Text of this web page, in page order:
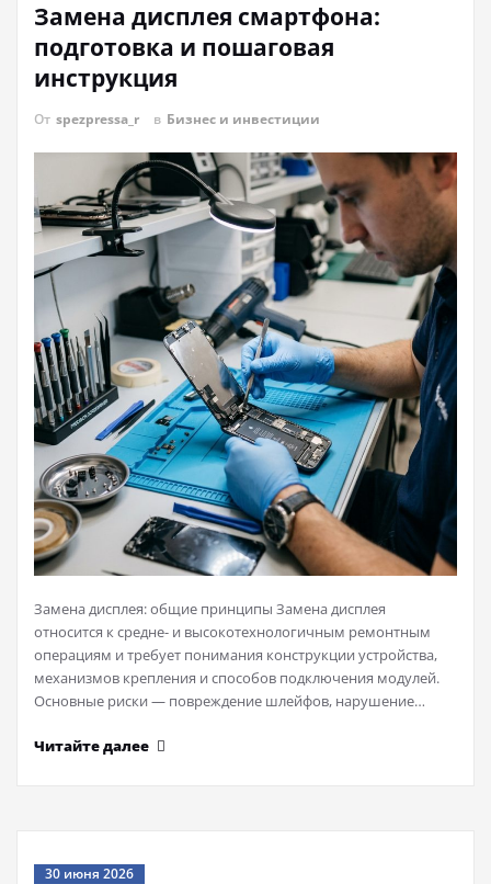
Замена дисплея смартфона:
подготовка и пошаговая
инструкция
От spezpressa_r в Бизнес и инвестиции
Замена дисплея: общие принципы Замена дисплея
относится к средне- и высокотехнологичным ремонтным
операциям и требует понимания конструкции устройства,
механизмов крепления и способов подключения модулей.
Основные риски — повреждение шлейфов, нарушение…
Читайте далее
30 июня 2026